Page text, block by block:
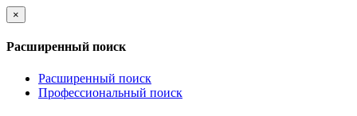
×
Расширенный поиск
Расширенный поиск
Профессиональный поиск